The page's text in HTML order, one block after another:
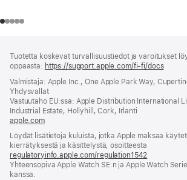
Tuotetta koskevat turvallisuustiedot ja varoitukset
oppaasta: https://support.apple.com/fi-fi/docs
Valmistaja: Apple Inc., One Apple Park Way,
Yhdysvallat
Vastuutaho EU:ssa: Apple Distribution International
Industrial Estate, Hollyhill, Cork, Irlanti
apple.com(avautuu
uuteen
ikkunaan)
Löydät lisätietoja kuluista, jotka Apple maksaa
kierrätyksestä ja käsittelystä, osoitteesta
regulatoryinfo.apple.com/regulation1542
uuteen
Yhteensopiva Apple Watch SE:n ja Apple Watch
kanssa.